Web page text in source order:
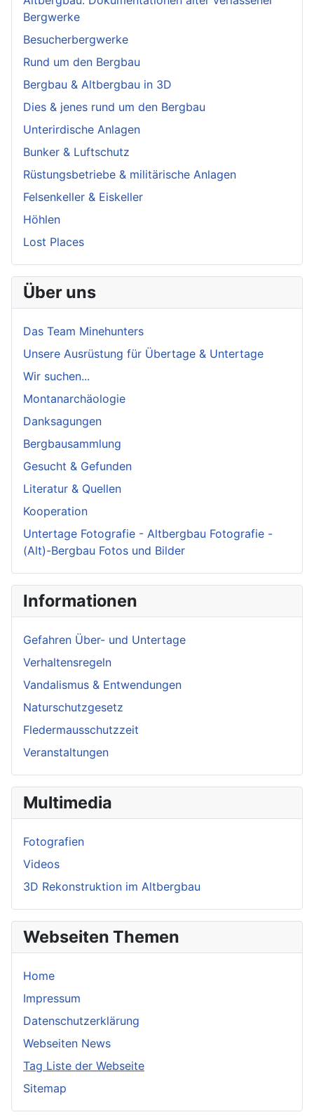
Bergwerke
Besucherbergwerke
Rund um den Bergbau
Bergbau & Altbergbau in 3D
Dies & jenes rund um den Bergbau
Unterirdische Anlagen
Bunker & Luftschutz
Rüstungsbetriebe & militärische Anlagen
Felsenkeller & Eiskeller
Höhlen
Lost Places
Über uns
Das Team Minehunters
Unsere Ausrüstung für Übertage & Untertage
Wir suchen...
Montanarchäologie
Danksagungen
Bergbausammlung
Gesucht & Gefunden
Literatur & Quellen
Kooperation
Untertage Fotografie - Altbergbau Fotografie -
(Alt)-Bergbau Fotos und Bilder
Informationen
Gefahren Über- und Untertage
Verhaltensregeln
Vandalismus & Entwendungen
Naturschutzgesetz
Fledermausschutzzeit
Veranstaltungen
Multimedia
Fotografien
Videos
3D Rekonstruktion im Altbergbau
Webseiten Themen
Home
Impressum
Datenschutzerklärung
Webseiten News
Tag Liste der Webseite
Sitemap